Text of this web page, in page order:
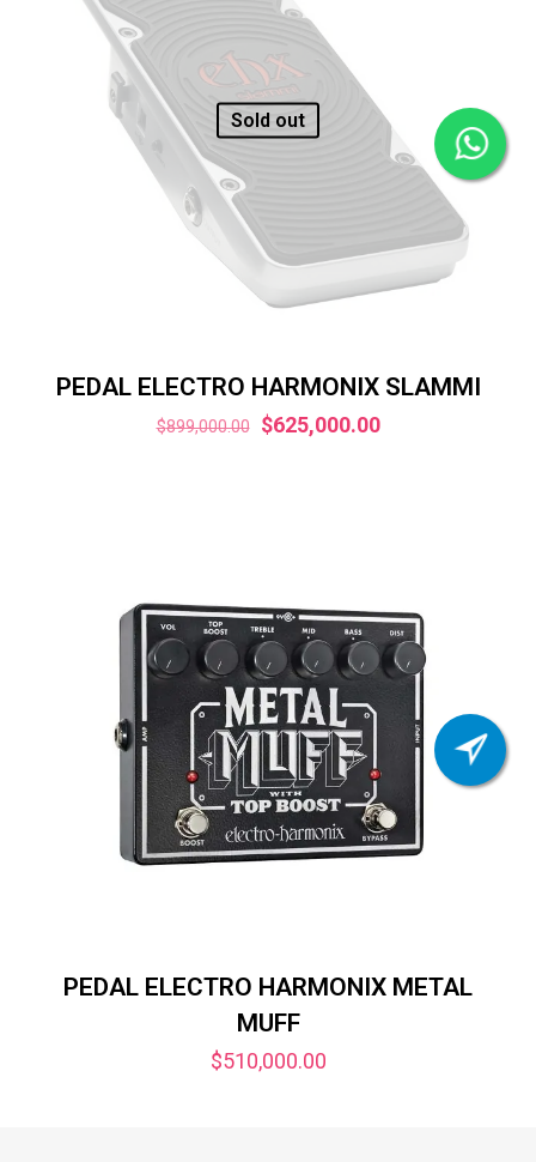
Sold out
PEDAL ELECTRO HARMONIX SLAMMI
$899,000.00
El
$625,000.00El
PEDAL ELECTRO HARMONIX METAL
MUFF
$510,000.00